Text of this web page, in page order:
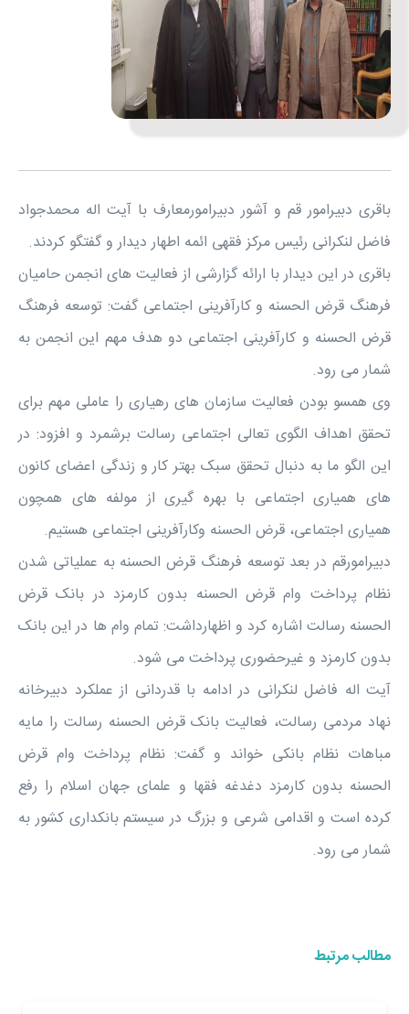
باقری دبیرامور قم و آشور دبیرامورمعارف با آیت اله محمدجواد
فاضل لنکرانی رئیس مرکز فقهی ائمه اطهار دیدار و گفتگو کردند.
باقری در این دیدار با ارائه گزارشی از فعالیت های انجمن حامیان
فرهنگ قرض الحسنه و کارآفرینی اجتماعی گفت: توسعه فرهنگ
قرض الحسنه و کارآفرینی اجتماعی دو هدف مهم این انجمن به
شمار می رود.
وی همسو بودن فعالیت سازمان های رهیاری را عاملی مهم برای
تحقق اهداف الگوی تعالی اجتماعی رسالت برشمرد و افزود: در
این الگو ما به دنبال تحقق سبک بهتر کار و زندگی اعضای کانون
های همیاری اجتماعی با بهره گیری از مولفه های همچون
همیاری اجتماعی، قرض الحسنه وکارآفرینی اجتماعی هستیم.
دبیرامورقم در بعد توسعه فرهنگ قرض الحسنه به عملیاتی شدن
نظام پرداخت وام قرض الحسنه بدون کارمزد در بانک قرض
الحسنه رسالت اشاره کرد و اظهارداشت: تمام وام ها در این بانک
بدون کارمزد و غیرحضوری پرداخت می شود.
آیت اله فاضل لنکرانی در ادامه با قدردانی از عملکرد دبیرخانه
نهاد مردمی رسالت، فعالیت بانک قرض الحسنه رسالت را مایه
مباهات نظام بانکی خواند و گفت: نظام پرداخت وام قرض
الحسنه بدون کارمزد دغدغه فقها و علمای جهان اسلام را رفع
کرده است و اقدامی شرعی و بزرگ‌ در سیستم بانکداری کشور به
شمار می رود.
مطالب مرتبط